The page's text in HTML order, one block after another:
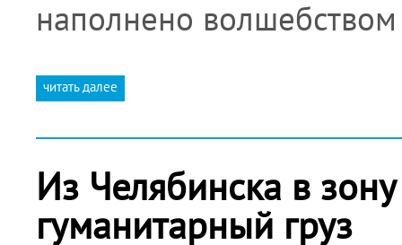
наполнено
читать далее
Из Челябинска в
гуманитарный груз